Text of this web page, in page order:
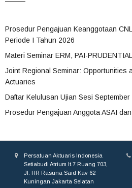
Prosedur Pengajuan Keanggotaan
Periode I Tahun 2026
Materi Seminar ERM, PAI-PRUDENTIAL
Joint Regional Seminar: Opportunities
Actuaries
Daftar Kelulusan Ujian Sesi September
Prosedur Pengajuan Anggota ASAI
Persatuan Aktuaris Indonesia
Setiabudi Atrium lt.7 Ruang 703,
Jl. HR Rasuna Said Kav 62
Kuningan Jakarta Selatan